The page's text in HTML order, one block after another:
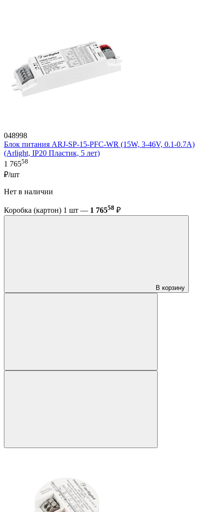
048998
Блок питания ARJ-SP-15-PFC-WR (15W, 3-46V, 0.1-0.7A)
(Arlight, IP20 Пластик, 5 лет)
1 76558
₽/шт
Нет в наличии
Коробка (картон) 1 шт — 1 76558 ₽
В корзину